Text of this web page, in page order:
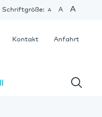
Schriftgröße: A A A
Anfahrt
Kontakt